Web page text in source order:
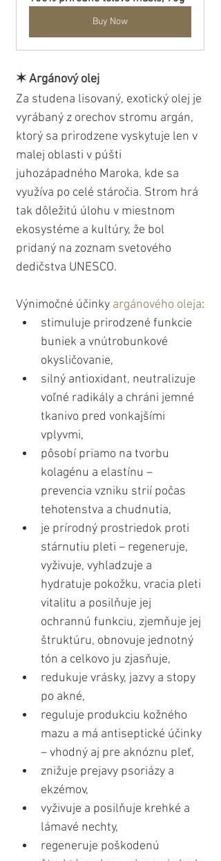
Buy Now
✶ Argánový olej
Za studena lisovaný, exotický olej je
vyrábaný z orechov stromu argán,
ktorý sa prirodzene vyskytuje len v
malej oblasti v púšti
juhozápadného Maroka, kde sa
využíva po celé stáročia. Strom hrá
tak dôležitú úlohu v miestnom
ekosystéme a kultúry, že bol
pridaný na zoznam svetového
dedičstva UNESCO.
Výnimočné účinky argánového oleja:
stimuluje prirodzené funkcie
buniek a vnútrobunkové
okysličovanie,
silný antioxidant, neutralizuje
voľné radikály a chráni jemné
tkanivo pred vonkajšími
vplyvmi,
pôsobí priamo na tvorbu
kolagénu a elastínu –
prevencia vzniku strií počas
tehotenstva a chudnutia,
je prírodný prostriedok proti
stárnutiu pleti – regeneruje,
vyživuje, vyhladzuje a
hydratuje pokožku, vracia pleti
vitalitu a posilňuje jej
ochrannú funkciu, zjemňuje jej
štruktúru, obnovuje jednotný
tón a celkovo ju zjasňuje,
redukuje vrásky, jazvy a stopy
po akné,
reguluje produkciu kožného
mazu a má antiseptické účinky
– vhodný aj pre aknóznu pleť,
znižuje prejavy psoriázy a
ekzémov,
vyživuje a posilňuje krehké a
lámavé nechty,
regeneruje poškodenú